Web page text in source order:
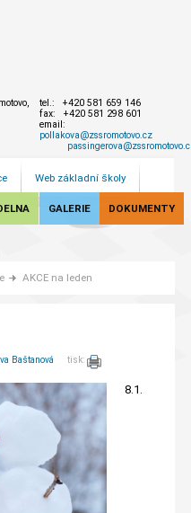
tel.: +420 581 659 146
fax: +420 581 298 601
email:
pollakova@zssromotovo.cz
Web základní školy
GALERIE DOKUMENTY
AKCE na leden
Baštanová tisk:
8.1.